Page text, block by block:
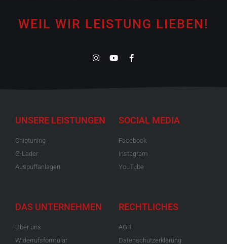
WEIL WIR LEISTUNG LIEBEN!
UNSERE LEISTUNGEN
Chiptuning
G-Lader
Auspuffanlagen
SOCIAL MEDIA
Facebook
Instagram
YouTube
DAS UNTERNEHMEN
Über uns
Widerrufsformular
RECHTLICHES
AGB
Datenschutzerklärung